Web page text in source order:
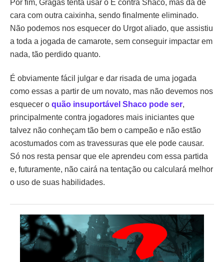
Por fim, Gragas tenta usar o E contra Shaco, mas dá de
cara com outra caixinha, sendo finalmente eliminado.
Não podemos nos esquecer do Urgot aliado, que assistiu
a toda a jogada de camarote, sem conseguir impactar em
nada, tão perdido quanto.
É obviamente fácil julgar e dar risada de uma jogada
como essas a partir de um novato, mas não devemos nos
esquecer o quão insuportável Shaco pode ser,
principalmente contra jogadores mais iniciantes que
talvez não conheçam tão bem o campeão e não estão
acostumados com as travessuras que ele pode causar.
Só nos resta pensar que ele aprendeu com essa partida
e, futuramente, não cairá na tentação ou calculará melhor
o uso de suas habilidades.